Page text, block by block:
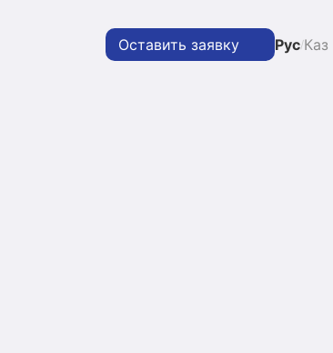
Оставить заявку Рус/Каз